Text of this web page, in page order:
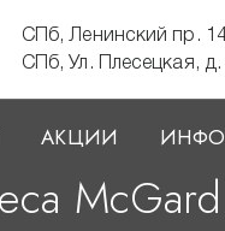
СПб, Ленинский пр.
СПб, Ул. Плесецкая, д.
АКЦИИ